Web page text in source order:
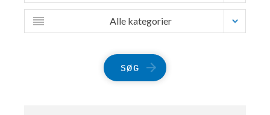
Alle kategorier
SØG